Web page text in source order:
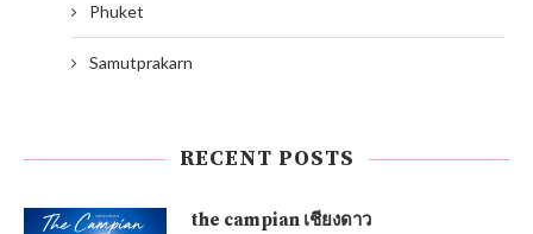
Phuket
Samutprakarn
RECENT POSTS
the campian เชียงดาว